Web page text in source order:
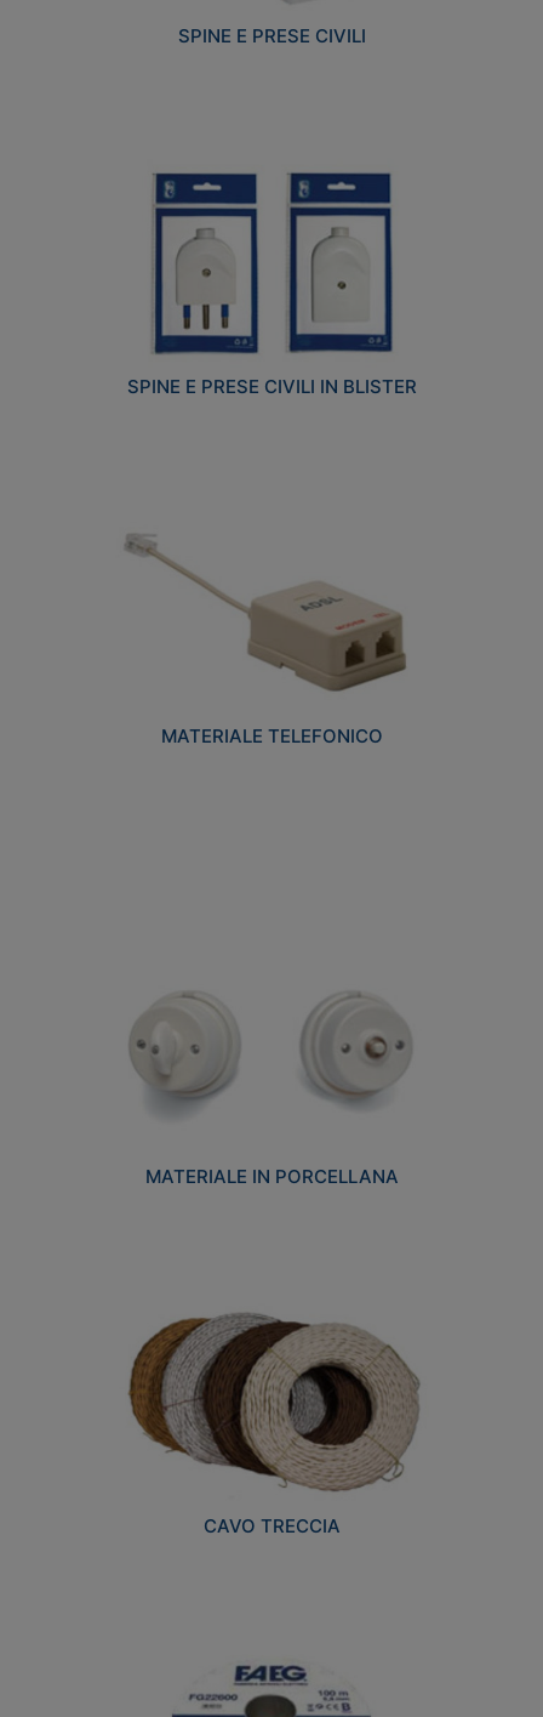
SPINE E PRESE CIVILI
SPINE E PRESE CIVILI IN BLISTER
MATERIALE TELEFONICO
MATERIALE IN PORCELLANA
CAVO TRECCIA